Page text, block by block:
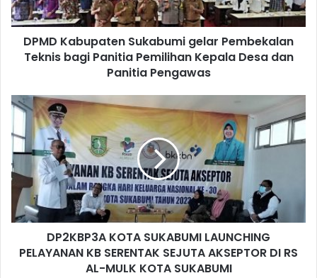
DPMD Kabupaten Sukabumi gelar Pembekalan
Teknis bagi Panitia Pemilihan Kepala Desa dan
Panitia Pengawas
DP2KBP3A KOTA SUKABUMI LAUNCHING
PELAYANAN KB SERENTAK SEJUTA AKSEPTOR DI RS
AL-MULK KOTA SUKABUMI